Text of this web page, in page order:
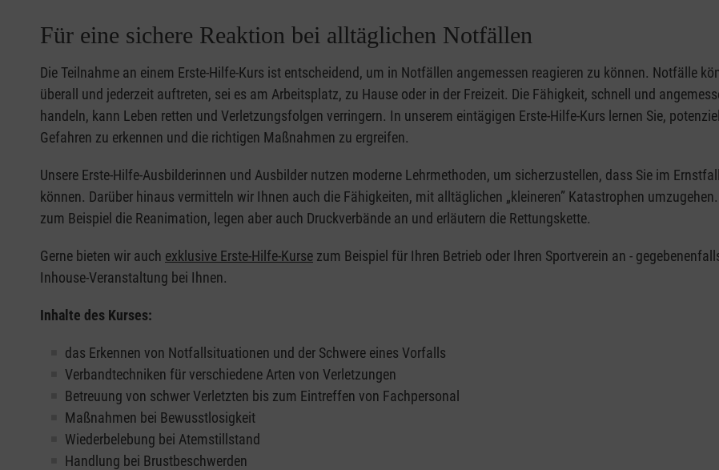
Für eine sichere Reaktion bei alltäglichen Notfällen
Die Teilnahme an einem Erste-Hilfe-Kurs ist entscheidend, um in Notfällen angemessen reagieren zu können. Notfälle
überall und jederzeit auftreten, sei es am Arbeitsplatz, zu Hause oder in der Freizeit. Die Fähigkeit, schnell und
handeln, kann Leben retten und Verletzungsfolgen verringern. In unserem eintägigen Erste-Hilfe-Kurs lernen Sie,
Gefahren zu erkennen und die richtigen Maßnahmen zu ergreifen.
Unsere Erste-Hilfe-Ausbilderinnen und Ausbilder nutzen moderne Lehrmethoden, um sicherzustellen, dass Sie im
können. Darüber hinaus vermitteln wir Ihnen auch die Fähigkeiten, mit alltäglichen „kleineren” Katastrophen
zum Beispiel die Reanimation, legen aber auch Druckverbände an und erläutern die Rettungskette.
Gerne bieten wir auch exklusive Erste-Hilfe-Kurse zum Beispiel für Ihren Betrieb oder Ihren Sportverein an -
Inhouse-Veranstaltung bei Ihnen.
Inhalte des Kurses:
das Erkennen von Notfallsituationen und der Schwere eines Vorfalls
Verbandtechniken für verschiedene Arten von Verletzungen
Betreuung von schwer Verletzten bis zum Eintreffen von Fachpersonal
Maßnahmen bei Bewusstlosigkeit
Wiederbelebung bei Atemstillstand
Handlung bei Brustbeschwerden